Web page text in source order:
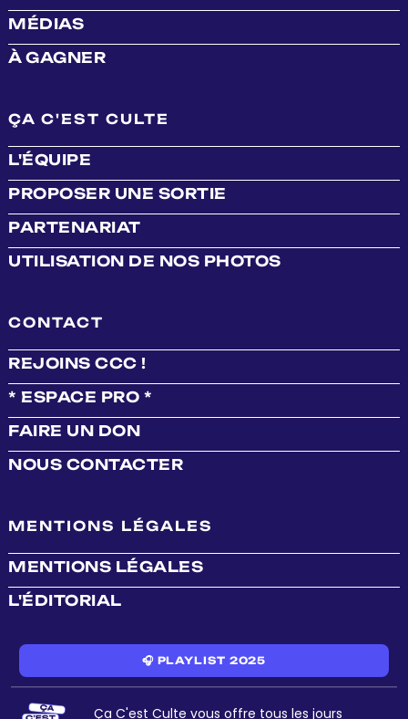
MÉDIAS
À GAGNER
ÇA C'EST CULTE
L'ÉQUIPE
PROPOSER UNE SORTIE
PARTENARIAT
UTILISATION DE NOS PHOTOS
CONTACT
REJOINS CCC !
* ESPACE PRO *
FAIRE UN DON
NOUS CONTACTER
MENTIONS LÉGALES
MENTIONS LÉGALES
L'ÉDITORIAL
🎧 PLAYLIST 2025
Ça C'est Culte vous offre tous les jours